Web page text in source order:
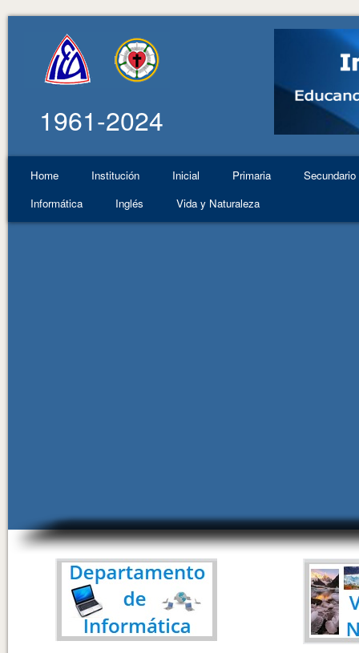
1961-2024
Home Institución Inicial Primaria
Secundario
Informática
Inglés Vida y Naturaleza